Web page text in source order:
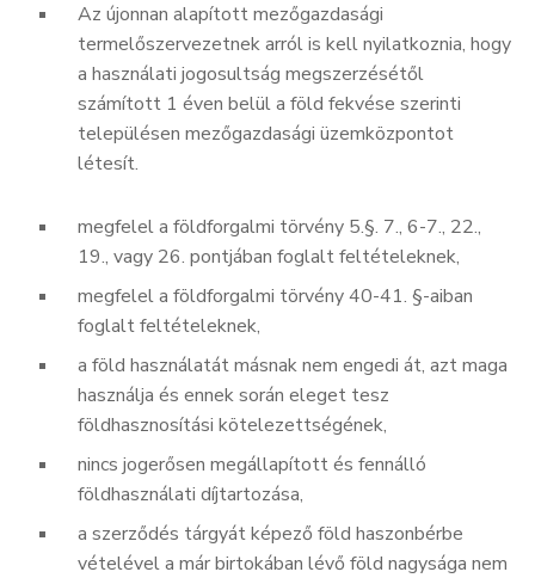
Az újonnan alapított mezőgazdasági
termelőszervezetnek arról is kell nyilatkoznia, hogy
a használati jogosultság megszerzésétől
számított 1 éven belül a föld fekvése szerinti
településen mezőgazdasági üzemközpontot
létesít.
megfelel a földforgalmi törvény 5.§. 7., 6-7., 22.,
19., vagy 26. pontjában foglalt feltételeknek,
megfelel a földforgalmi törvény 40-41. §-aiban
foglalt feltételeknek,
a föld használatát másnak nem engedi át, azt maga
használja és ennek során eleget tesz
földhasznosítási kötelezettségének,
nincs jogerősen megállapított és fennálló
földhasználati díjtartozása,
a szerződés tárgyát képező föld haszonbérbe
vételével a már birtokában lévő föld nagysága nem